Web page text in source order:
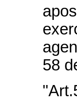
58